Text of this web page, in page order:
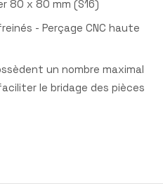
80 x 80 mm (S16)
- Perçage CNC haute
un nombre maximal
le bridage des pièces